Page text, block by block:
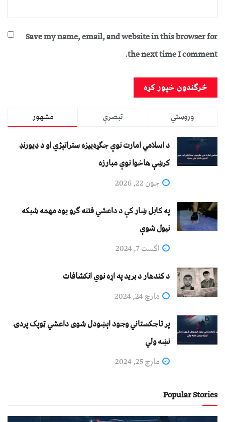
Save my name, email, and website in this browser for
the next time I comment.
مشهور تبصرې
وروستي
د اسلامي امارت نوې جګړه‌ییزه ستراتېژي او د ډیورنډ
کرښې هاخوا نوې مبارزه
جون 22, 2026
په کابل ښار کې د داعشي فتنه ګرو يوه مهمه شبکه
نيول شوې
اگست 7, 2024
د کندهار د برید په اړه نوي انکشافات
مارچ 24, 2024
پر تاجکستاني وجود اېښودل شوی داعشي ټوپک پردۍ
نښه ولي
مارچ 25, 2024
Popular Stories